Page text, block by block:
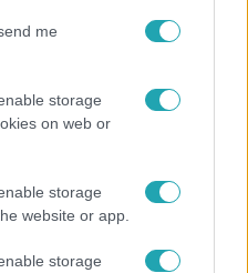
me
storage
on web or
storage
website or app.
storage